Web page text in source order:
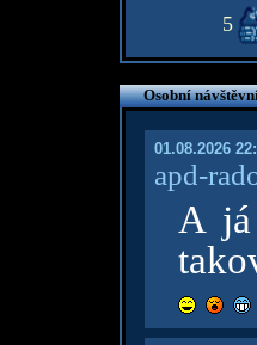
5
Osobní
01.08.2026
apd-
A